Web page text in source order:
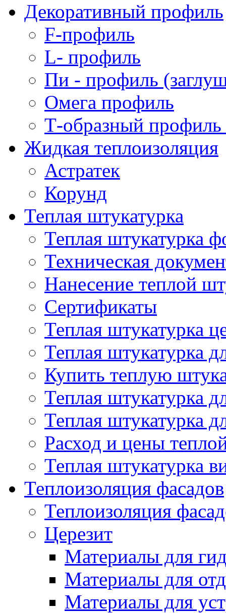
Декоративный профиль
F-профиль
L- профиль
Пи - профиль
Омега профиль
Т-образный
Жидкая теплоизоляция
Астратек
Корунд
Теплая штукатурка
Теплая штукатурка
Техническая
Нанесение теплой
Сертификаты
Теплая штукатурка
Теплая штукатурка
Купить теплую
Теплая штукатурка
Теплая штукатурка
Расход и цены
Теплая штукатурка
Теплоизоляция фасадов
Теплоизоляция
Церезит
Материалы для
Материалы для
Материалы для